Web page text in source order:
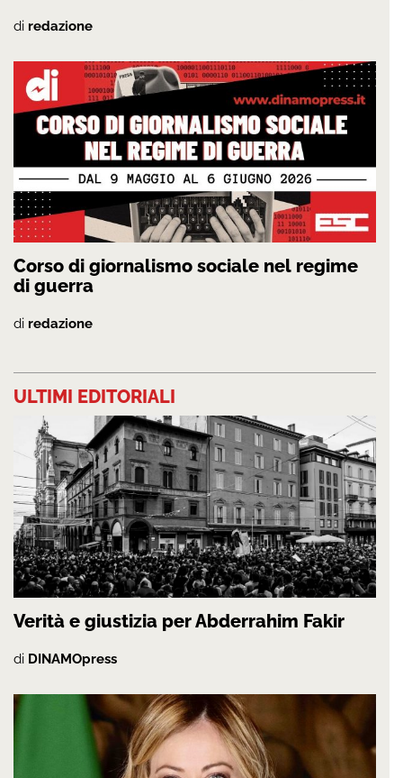
di redazione
Corso di giornalismo sociale nel regime
di guerra
di redazione
ULTIMI EDITORIALI
Verità e giustizia per Abderrahim Fakir
di DINAMOpress